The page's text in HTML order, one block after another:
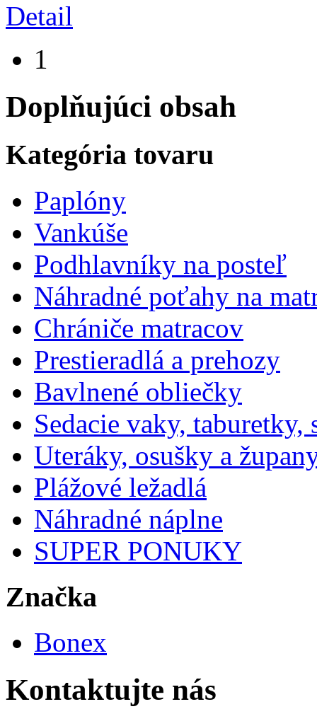
Detail
1
Doplňujúci obsah
Kategória tovaru
Paplóny
Vankúše
Podhlavníky na posteľ
Náhradné poťahy na
Chrániče matracov
Prestieradlá a prehozy
Bavlnené obliečky
Sedacie vaky, taburetky,
Uteráky, osušky a
Plážové ležadlá
Náhradné náplne
SUPER PONUKY
Značka
Bonex
Kontaktujte nás